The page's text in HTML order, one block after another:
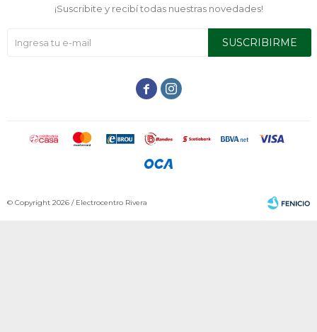
¡Suscribite y recibí todas nuestras novedades!
SUSCRIBIRME
 
© Copyright 2026 / Electrocentro Rivera